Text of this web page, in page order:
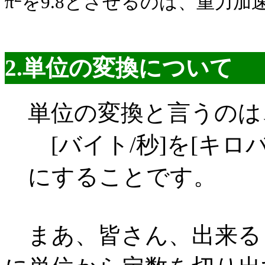
2.単位の変換について
単位の変換と言うの
[バイト/秒]を[キロ
にすることです。
まあ、皆さん、出来